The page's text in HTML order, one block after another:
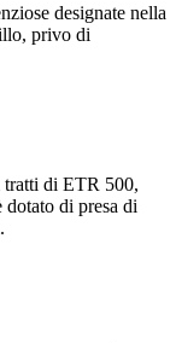
designate nella
privo di
tratti di ETR 500,
di presa di